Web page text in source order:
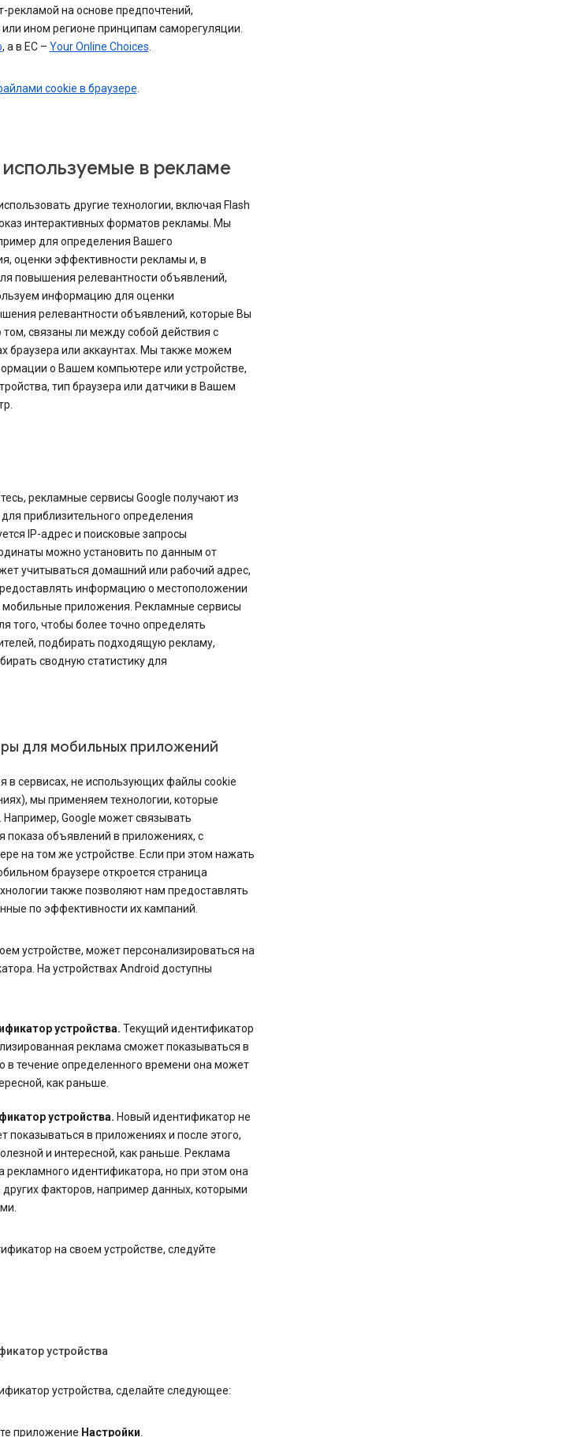
рекламой на основе предпочтений,
ином регионе принципам саморегуляции.
, а в ЕС – Your Online Choices.
cookie в браузере.
в рекламе
другие технологии, включая Flash
интерактивных форматов рекламы. Мы
для определения Вашего
оценки эффективности рекламы и, в
повышения релевантности объявлений,
информацию для оценки
релевантности объявлений, которые Вы
связаны ли между собой действия с
браузера или аккаунтах. Мы также можем
о Вашем компьютере или устройстве,
тип браузера или датчики в Вашем
рекламные сервисы Google получают из
приблизительного определения
IP-адрес и поисковые запросы
можно установить по данным от
учитываться домашний или рабочий адрес,
информацию о местоположении
приложения. Рекламные сервисы
того, чтобы более точно определять
подбирать подходящую рекламу,
сводную статистику для
для мобильных приложений
в сервисах, не использующих файлы cookie
мы применяем технологии, которые
Google может связывать
показа объявлений в приложениях, с
на том же устройстве. Если при этом нажать
браузере откроется страница
также позволяют нам предоставлять
по эффективности их кампаний.
устройстве, может персонализироваться на
На устройствах Android доступны
устройства. Текущий идентификатор
реклама сможет показываться в
в течение определенного времени она может
как раньше.
устройства. Новый идентификатор не
показываться в приложениях и после этого,
и интересной, как раньше. Реклама
рекламного идентификатора, но при этом она
факторов, например данных, которыми
на своем устройстве, следуйте
устройства
устройства, сделайте следующее:
приложение Настройки.